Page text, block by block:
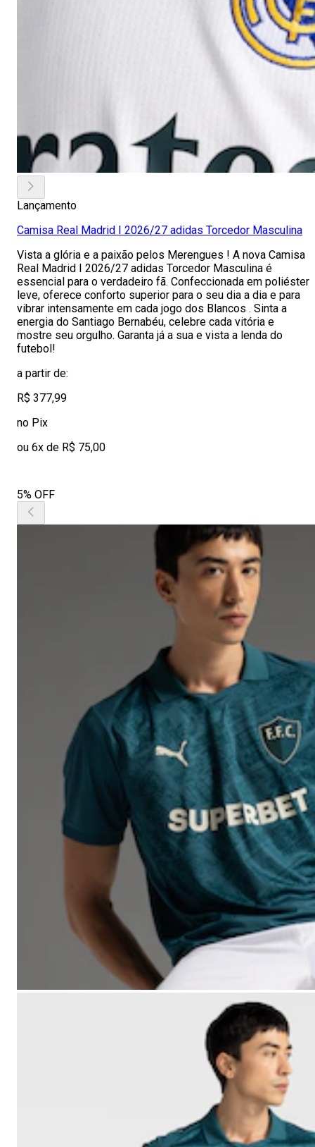
Lançamento
Camisa Real Madrid I 2026/27 adidas Torcedor Masculina
Vista a glória e a paixão pelos Merengues ! A nova Camisa
Real Madrid I 2026/27 adidas Torcedor Masculina é
essencial para o verdadeiro fã. Confeccionada em poliéster
leve, oferece conforto superior para o seu dia a dia e para
vibrar intensamente em cada jogo dos Blancos . Sinta a
energia do Santiago Bernabéu, celebre cada vitória e
mostre seu orgulho. Garanta já a sua e vista a lenda do
futebol!
a partir de:
R$ 377,99
no Pix
ou 6x de R$ 75,00
5% OFF